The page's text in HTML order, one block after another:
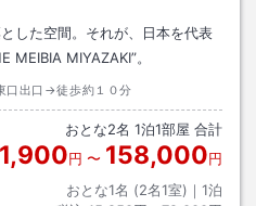
した空間。それが、日本を代表
MEIBIA MIYAZAKI”。
口出口→徒歩約１０分
おとな2名 1泊1部屋 合計
円 〜 158,000円
おとな1名 (2名1室)｜ 1泊